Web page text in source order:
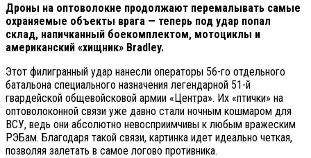
Дроны на оптоволокне продолжают перемалывать самые
охраняемые объекты врага — теперь под удар попал
склад, напичканный боекомплектом, мотоциклы и
американский «хищник» Bradley.
Этот филигранный удар нанесли операторы 56-го отдельного
батальона специального назначения легендарной 51-й
гвардейской общевойсковой армии «Центра». Их «птички» на
оптоволоконной связи уже давно стали ночным кошмаром для
ВСУ, ведь они абсолютно невосприимчивы к любым вражеским
РЭБам. Благодаря такой связи, картинка идет идеально четкая,
позволяя залетать в самое логово противника.